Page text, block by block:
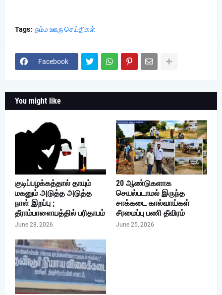
Tags: நம்ம ஊரு செய்திகள்
Facebook
You might like
குடிப்பழக்கத்தால் தாயும்
மகனும் அடுத்த அடுத்த
நாள் இறப்பு ;
தீராம்பாளையத்தில் பரிதாபம்
June 28, 2026
20 ஆண்டுகளாக
செயல்படாமல் இருந்த
சாக்கடை கால்வாய்கள்
சீரமைப்பு பணி தீவிரம்
June 25, 2026